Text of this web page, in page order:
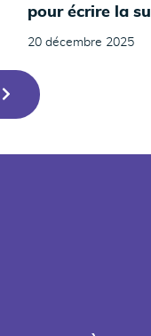
pour écrire la
20 décembre 2025